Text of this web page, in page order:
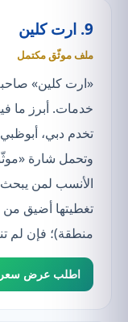
9. ارت كلين
ملف موثّق مكتمل
خدمات. أبرز ما
تخدم دبي،
وتحمل شارة
الأنسب لمن
منطقة)؛ فإن لم
اطلب عرض سعر